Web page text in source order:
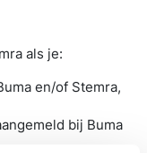
als je:
en/of Stemra,
bij Buma